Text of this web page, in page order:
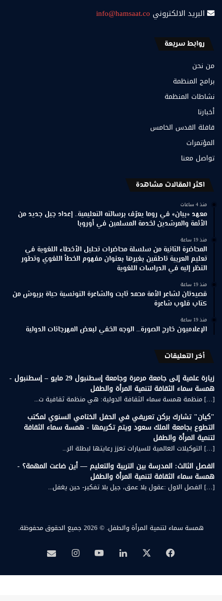
البريد الالكتروني info@hamsaat.co
روابط سريعة
من نحن
برامج المنظمة
نشاطات المنظمة
أخبارنا
قافلة القدس الخامس
المؤتمرات
تواصل معنا
اكثر المقالات مشاهدة
منذ 4 ساعات
معهد «بيان» في روما يعرّف برسالته التعليمية.. إعداد جيل جديد من
الأئمة والمرشدين لخدمة المسلمين في أوروبا
منذ 19 ساعة
المحاضرة الثانية من سلسلة محاضرات تحليل الأخطاء اللغوية في
تعليم العربية ناطقين بغيرها بعنوان مفهوم الخطأ اللغوي وتطور
النظر إليه في الدراسات اللغوية
منذ 19 ساعة
قصيدتان لشاعر الأمة محمد ثابت والشاعرة التونسية حياة بربوش من
كتاب قلوب شاعرة
منذ 19 ساعة
الإعلاميون خارج الصورة… الوجه الخفي لبعض المهرجانات الدولية
أخر التعليقات
زيارة علمية إلى جامعة مرمرة وجامعة إسطنبول 29 مايو – إسطنبول -
همسة سماء الثقافة لتنمية المرأة والطفل
[…] منظمة همسة سماء الثقافة الدولية: هي منظمة ثقافية ت...
"كيان" تشارك بركن تعريفي في الحفل الختامي السنوي لمكتب
التطوع بجامعة الملك سعود ويتم تكريمها - همسة سماء الثقافة
لتنمية المرأة والطفل
[…] التوكيلات العالمية للسيارات تعزز رعايتها لبطلة الر...
الفصل الثالث: المدرسة بين التربية والتعليم — أين ضاعت المهمة؟ -
همسة سماء الثقافة لتنمية المرأة والطفل
[…] الفصل الاول :عقول بلا عمق، جيل بلا تفكير- حين يغفل...
همسة سماء لتنمية المرأة والطفل. © 2026 جميع الحقوق محفوظة.
فيسبوك لينكدإن‫YouTubeانستقرامبريد
همسة